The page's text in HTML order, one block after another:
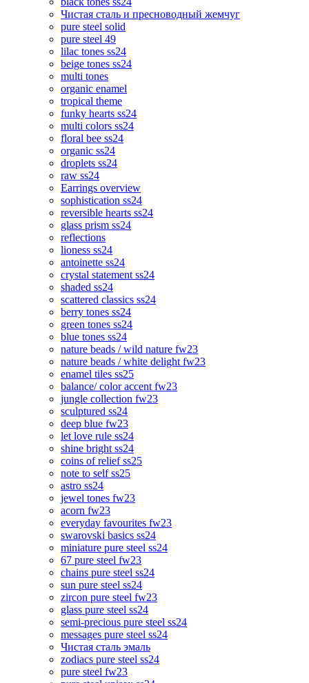
Чистая сталь и пресноводный жемчуг
pure steel solid
pure steel 49
lilac tones ss24
beige tones ss24
multi tones
organic enamel
tropical theme
funky hearts ss24
multi colors ss24
floral bee ss24
organic ss24
droplets ss24
raw ss24
Earrings overview
sophistication ss24
reversible hearts ss24
glass prism ss24
reflections
lioness ss24
antoinette ss24
crystal statement ss24
shaded ss24
scattered classics ss24
berry tones ss24
green tones ss24
blue tones ss24
nature beads / wild nature fw23
nature beads / white delight fw23
enamel tiles ss25
balance/ color accent fw23
jungle collection fw23
sculptured ss24
deep blue fw23
let love rule ss24
shine bright ss24
coins of relief ss25
note to self ss25
astro ss24
jewel tones fw23
acorn fw23
everyday favourites fw23
swarovski basics ss24
miniature pure steel ss24
67 pure steel fw23
chains pure steel ss24
sun pure steel ss24
zircon pure steel fw23
glass pure steel ss24
semi-precious pure steel ss24
messages pure steel ss24
Чистая сталь эмаль
zodiacs pure steel ss24
pure steel fw23